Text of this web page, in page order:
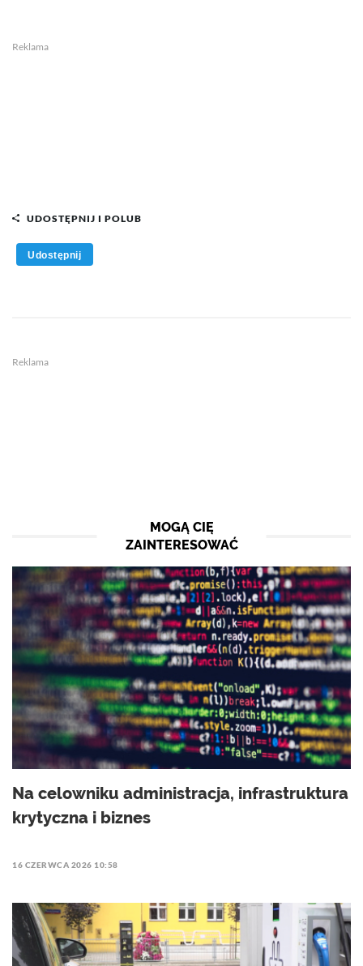
Reklama
UDOSTĘPNIJ I POLUB
Udostępnij
Reklama
MOGĄ CIĘ
ZAINTERESOWAĆ
Na celowniku administracja, infrastruktura
krytyczna i biznes
16 CZERWCA 2026 10:58